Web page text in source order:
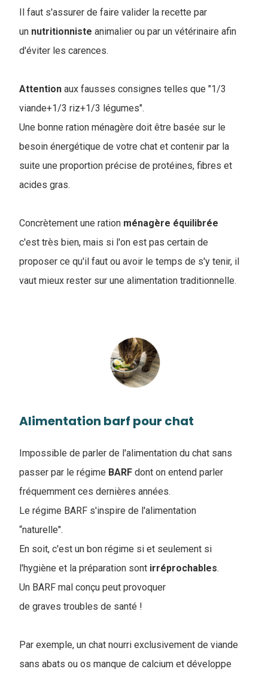
Il faut s'assurer de faire valider la recette par
un nutritionniste animalier ou par un vétérinaire afin
d'éviter les carences.
Attention aux fausses consignes telles que "1/3
viande+1/3 riz+1/3 légumes".
Une bonne ration ménagère doit être basée sur le
besoin énergétique de votre chat et contenir par la
suite une proportion précise de protéines, fibres et
acides gras.
Concrètement une ration ménagère équilibrée
c'est très bien, mais si l'on est pas certain de
proposer ce qu'il faut ou avoir le temps de s'y tenir, il
vaut mieux rester sur une alimentation traditionnelle.
Alimentation barf pour chat
Impossible de parler de l'alimentation du chat sans
passer par le régime BARF dont on entend parler
fréquemment ces dernières années.
Le régime BARF s'inspire de l'alimentation
“naturelle".
En soit, c'est un bon régime si et seulement si
l'hygiène et la préparation sont irréprochables.
Un BARF mal conçu peut provoquer
de graves troubles de santé !
Par exemple, un chat nourri exclusivement de viande
sans abats ou os manque de calcium et développe